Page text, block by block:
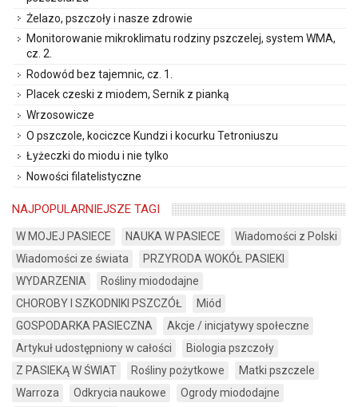
Żelazo, pszczoły i nasze zdrowie
Monitorowanie mikroklimatu rodziny pszczelej, system WMA,
cz. 2.
Rodowód bez tajemnic, cz. 1.
Placek czeski z miodem, Sernik z pianką
Wrzosowicze
O pszczole, kociczce Kundzi i kocurku Tetroniuszu
Łyżeczki do miodu i nie tylko
Nowości filatelistyczne
NAJPOPULARNIEJSZE TAGI
W MOJEJ PASIECE NAUKA W PASIECE
Wiadomości z Polski
Wiadomości ze świata
PRZYRODA WOKÓŁ PASIEKI
WYDARZENIA
Rośliny miododajne
CHOROBY I SZKODNIKI PSZCZÓŁ
Miód
GOSPODARKA PASIECZNA
Akcje / inicjatywy społeczne
Artykuł udostępniony w całości
Biologia pszczoły
Z PASIEKĄ W ŚWIAT
Rośliny pożytkowe
Matki pszczele
Warroza
Odkrycia naukowe
Ogrody miododajne